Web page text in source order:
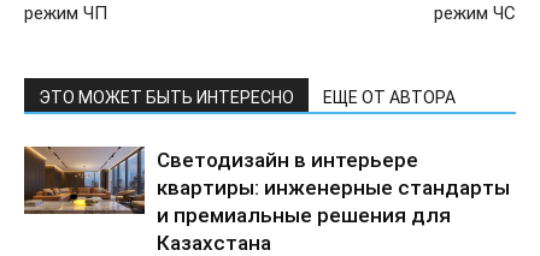
режим ЧП
режим ЧС
ЭТО МОЖЕТ БЫТЬ ИНТЕРЕСНО ЕЩЕ ОТ АВТОРА
Светодизайн в интерьере
квартиры: инженерные стандарты
и премиальные решения для
Казахстана